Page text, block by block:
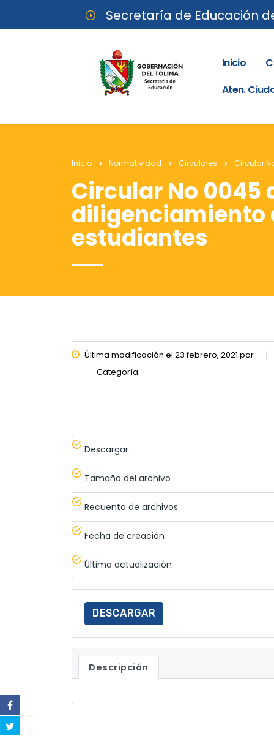
Secretaría de Educación
Inicio
Aten.
Inicio Normatividad Circulares Circular
Circular No 0045
diligenciamiento
estudiantes
Última modificación el 23 febrero, 2021 por
Categoría:
Descargar
Tamaño del archivo
Recuento de archivos
Fecha de creación
Última actualización
DESCARGAR
Descripción